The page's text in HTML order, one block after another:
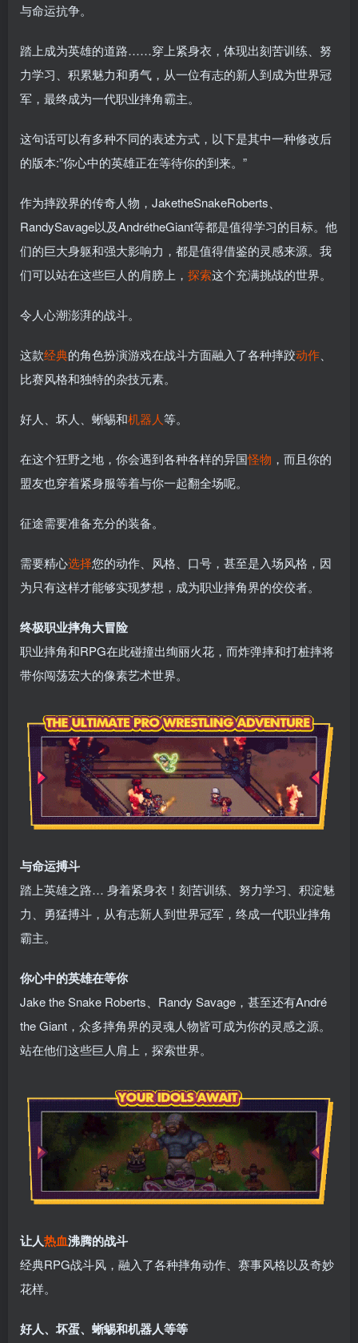
与命运抗争。
踏上成为英雄的道路……穿上紧身衣，体现出刻苦训练、努
力学习、积累魅力和勇气，从一位有志的新人到成为世界冠
军，最终成为一代职业摔角霸主。
这句话可以有多种不同的表述方式，以下是其中一种修改后
的版本:”你心中的英雄正在等待你的到来。”
作为摔跤界的传奇人物，JaketheSnakeRoberts、
RandySavage以及AndrétheGiant等都是值得学习的目标。他
们的巨大身躯和强大影响力，都是值得借鉴的灵感来源。我
们可以站在这些巨人的肩膀上， 探索这个充满挑战的世界。
令人心潮澎湃的战斗。
这款经典的角色扮演游戏在战斗方面融入了各种摔跤动作
比赛风格和独特的杂技元素。
好人、坏人、蜥蜴和机器人等。
在这个狂野之地，你会遇到各种各样的异国怪物 ，而且你的
盟友也穿着紧身服等着与你一起翻全场呢。
征途需要准备充分的装备。
需要精心选择您的动作、风格、口号，甚至是入场风格，因
为只有这样才能够实现梦想，成为职业摔角界的佼佼者。
终极职业摔角大冒险
职业摔角和RPG在此碰撞出绚丽火花，而炸弹摔和打桩摔将
带你闯荡宏大的像素艺术世界。
与命运搏斗
踏上英雄之路… 身着紧身衣！刻苦训练、努力学习、积淀魅
力、勇猛搏斗，从有志新人到世界冠军，终成一代职业摔角
霸主。
你心中的英雄在等你
Jake the Snake Roberts、Randy Savage，甚至还有André
the Giant，众多摔角界的灵魂人物皆可成为你的灵感之源。
站在他们这些巨人肩上，探索世界。
让人热血沸腾的战斗
经典RPG战斗风，融入了各种摔角动作、赛事风格以及奇妙
花样。
好人、坏蛋、蜥蜴和机器人等等